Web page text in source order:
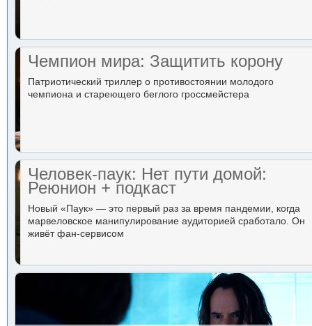
Чемпион мира: Защитить корону
Патриотический триллер о противостоянии молодого
чемпиона и стареющего беглого гроссмейстера
Человек-паук: Нет пути домой:
Реюнион + подкаст
Новый «Паук» — это первый раз за время пандемии, когда
марвеловское манипулирование аудиторией сработало. Он
живёт фан-сервисом